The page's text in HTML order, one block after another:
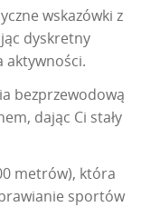
wskazówki z
dyskretny
aktywności.
bezprzewodową
dając Ci stały
metrów), która
sportów